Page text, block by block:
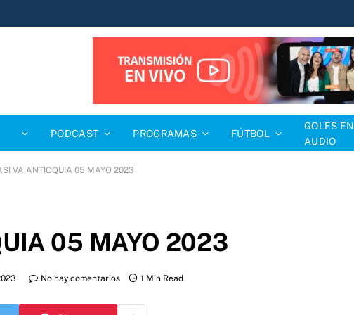
PODCAST PROGRAMAS FÚTBOL
GOLES EN
AUDIO
VA ANTIOQUIA 05 MAYO 2023
05 MAYO 2023
No hay comentarios 1 Min Read